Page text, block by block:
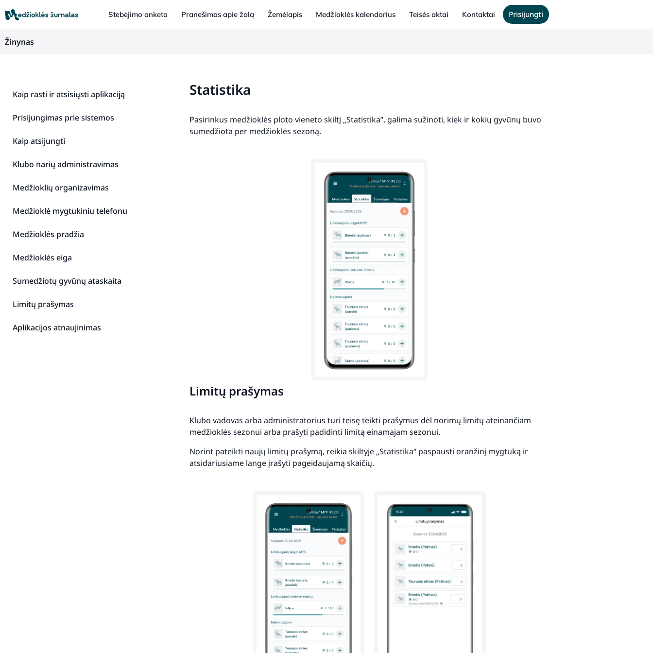
Stebėjimo anketa Pranešimas apie žalą Žemėlapis Medžioklės kalendorius Teisės aktai Kontaktai Prisijungti
Žinynas
Kaip rasti ir atsisiųsti aplikaciją
Prisijungimas prie sistemos
Kaip atsijungti
Klubo narių administravimas
Medžioklių organizavimas
Medžioklė mygtukiniu telefonu
Medžioklės pradžia
Medžioklės eiga
Sumedžiotų gyvūnų ataskaita
Limitų prašymas
Aplikacijos atnaujinimas
Statistika
Pasirinkus medžioklės ploto vieneto skiltį „Statistika“, galima sužinoti, kiek ir kokių gyvūnų buvo
sumedžiota per medžioklės sezoną.
Limitų prašymas
Klubo vadovas arba administratorius turi teisę teikti prašymus dėl norimų limitų ateinančiam
medžioklės sezonui arba prašyti padidinti limitą einamajam sezonui.
Norint pateikti naujų limitų prašymą, reikia skiltyje „Statistika“ paspausti oranžinį mygtuką ir
atsidariusiame lange įrašyti pageidaujamą skaičių.